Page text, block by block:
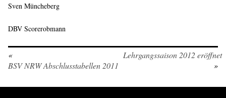
Sven Müncheberg
DBV Scorerobmann
«
BSV NRW Abschlusstabellen 2011
Lehrgangssaison 2012 eröffnet
»